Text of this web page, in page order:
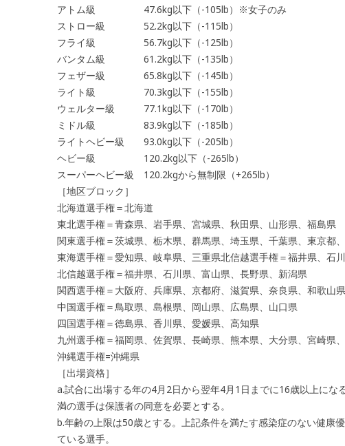
アトム級 47.6kg以下（-105lb）※女子のみ
ストロー級 52.2kg以下（-115lb）
フライ級 56.7kg以下（-125lb）
バンタム級 61.2kg以下（-135lb）
フェザー級 65.8kg以下（-145lb）
ライト級 70.3kg以下（-155lb）
ウェルター級 77.1kg以下（-170lb）
ミドル級 83.9kg以下（-185lb）
ライトヘビー級 93.0kg以下（-205lb）
ヘビー級 120.2kg以下（-265lb）
スーパーヘビー級 120.2kgから無制限（+265lb）
［地区ブロック］
北海道選手権＝北海道
東北選手権＝青森県、岩手県、宮城県、秋田県、山形県、福島県
関東選手権＝茨城県、栃木県、群馬県、埼玉県、千葉県、東京都
東海選手権＝愛知県、岐阜県、三重県北信越選手権＝福井県、石
北信越選手権＝福井県、石川県、富山県、長野県、新潟県
関西選手権＝大阪府、兵庫県、京都府、滋賀県、奈良県、和歌山県
中国選手権＝鳥取県、島根県、岡山県、広島県、山口県
四国選手権＝徳島県、香川県、愛媛県、高知県
九州選手権＝福岡県、佐賀県、長崎県、熊本県、大分県、宮崎県
沖縄選手権=沖縄県
［出場資格］
a.試合に出場する年の4月2日から翌年4月1日までに16歳以上に
満の選手は保護者の同意を必要とする。
b.年齢の上限は50歳とする。上記条件を満たす感染症のない健康
ている選手。